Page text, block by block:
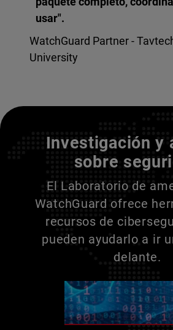
usar".
WatchGuard Partner -
University
Investigación y
sobre
El Laboratorio de
WatchGuard ofrece
recursos de
pueden ayudarlo a ir
delante.